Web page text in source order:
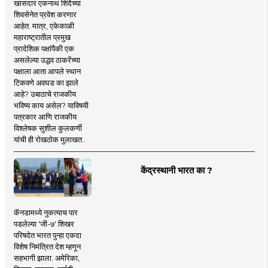
खासदार एकनाथ शिंदेंच्या
शिवसेनेत प्रवेश करणार
आहेत. मात्र, एकेकाळी
महाराष्ट्रातील प्रमुख
प्रादेशिक पक्षांपैकी एक
असलेल्या उद्धव ठाकरेंच्या
पक्षाला आता आपले स्थान
टिकवणे अवघड का झाले
आहे? उबाठाचे राजकीय
भविष्य काय असेल? याविषयी
पत्रकार आणि राजकीय
विश्लेषक सुशील कुलकर्णी
यांची ही रोखठोक मुलाखत..
केंद्रस्थानी भारत का ?
कॅनडामध्ये नुकत्याच पार
पडलेल्या 'जी-७' शिखर
परिषदेत भारत पुन्हा एकदा
विशेष निमंत्रित देश म्हणून
सहभागी झाला. अमेरिका,